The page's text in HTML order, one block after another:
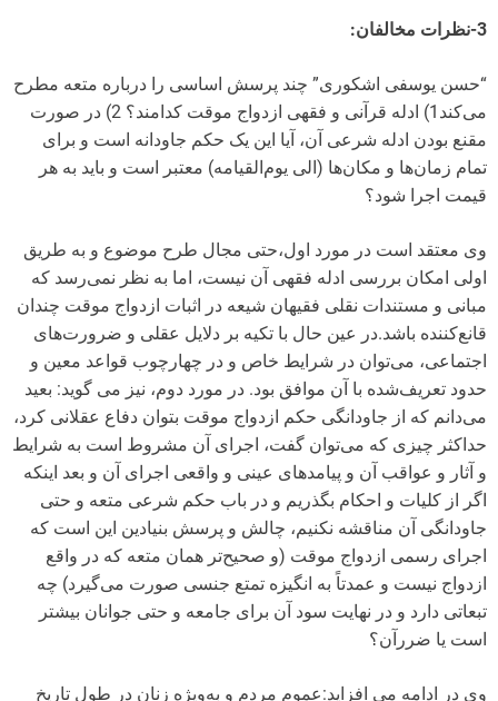
3-نظرات مخالفان:
“حسن یوسفی اشکوری” چند پرسش اساسی را درباره متعه مطرح
می‌کند1) ادله قرآنی و فقهی ازدواج موقت کدامند؟ 2) در صورت
مقنع بودن ادله شرعی آن،‌ آیا این یک حکم جاودانه است و برای
تمام زمان‌ها و مکان‌ها (الی یوم‌القیامه) معتبر است و باید به هر
قیمت اجرا شود؟
وی معتقد است در مورد اول،حتی مجال طرح موضوع و به طریق
اولی امکان بررسی ادله فقهی آن نیست، اما به نظر نمی‌رسد که
مبانی و مستندات نقلی فقیهان شیعه در اثبات ازدواج موقت چندان
قانع‌کننده باشد.در عین حال با تکیه بر دلایل عقلی و ضرورت‌های
اجتماعی، می‌توان در شرایط خاص و در چهارچوب قواعد معین و
حدود تعریف‌شده با آن موافق بود. در مورد دوم، نیز می گوید: بعید
می‌دانم که از جاودانگی حکم ازدواج موقت بتوان دفاع عقلانی کرد،
حداکثر چیزی که می‌توان گفت، اجرای آن مشروط است به شرایط
و‌ آثار و عواقب آن و پیامدهای عینی و واقعی اجرای آن و بعد اینکه
اگر از کلیات و احکام بگذریم و در باب حکم شرعی متعه و حتی
جاودانگی آن مناقشه نکنیم، چالش و پرسش بنیادین این است که
اجرای رسمی ازدواج موقت (و صحیح‌تر همان متعه که در واقع
ازدواج نیست و عمدتاً به انگیزه تمتع جنسی صورت می‌گیرد) چه
تبعاتی دارد و در نهایت سود آن برای جامعه و حتی جوانان بیشتر
است یا ضررآن؟
وی در ادامه می افزاید:عموم مردم و به‌ویژه زنان در طول تاریخ